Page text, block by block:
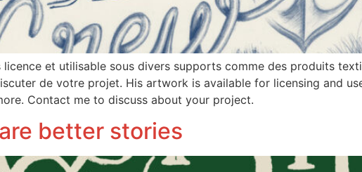
et utilisable sous divers supports comme des produits
de votre projet. His artwork is available for licensing and
Contact me to discuss about your project.
better stories